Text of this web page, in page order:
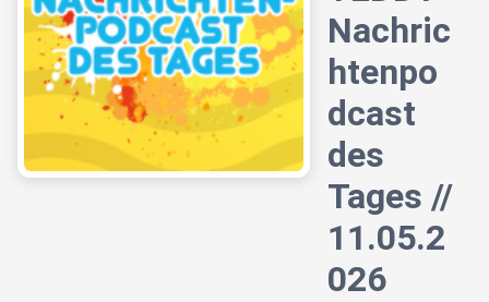
Nachric
htenpo
dcast
des
Tages //
11.05.2
026